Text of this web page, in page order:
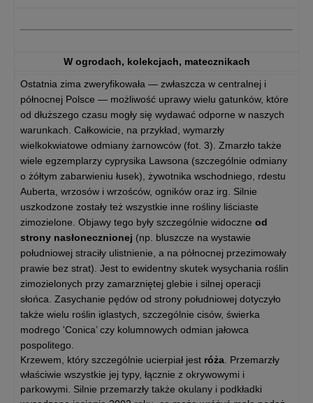
W ogrodach, kolekcjach, matecznikach
Ostatnia zima zweryfikowała — zwłaszcza w centralnej i
północnej Polsce — możliwość uprawy wielu gatunków, które
od dłuższego czasu mogły się wydawać odporne w naszych
warunkach. Całkowicie, na przykład, wymarzły
wielkokwiatowe odmiany żarnowców (fot. 3). Zmarzło także
wiele egzemplarzy cyprysika Lawsona (szczególnie odmiany
o żółtym zabarwieniu łusek), żywotnika wschodniego, rdestu
Auberta, wrzosów i wrzośców, ogników oraz irg. Silnie
uszkodzone zostały też wszystkie inne rośliny liściaste
zimozielone. Objawy tego były szczególnie widoczne od
strony nasłonecznionej (np. bluszcze na wystawie
południowej straciły ulistnienie, a na północnej przezimowały
prawie bez strat). Jest to ewidentny skutek wysychania roślin
zimozielonych przy zamarzniętej glebie i silnej operacji
słońca. Zasychanie pędów od strony południowej dotyczyło
także wielu roślin iglastych, szczególnie cisów, świerka
modrego 'Conica’ czy kolumnowych odmian jałowca
pospolitego.
Krzewem, który szczególnie ucierpiał jest róża . Przemarzły
właściwie wszystkie jej typy, łącznie z okrywowymi i
parkowymi. Silnie przemarzły także okulany i podkładki